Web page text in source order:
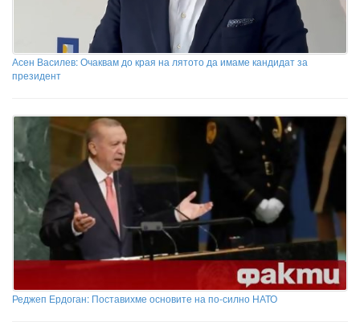
Асен Василев: Очаквам до края на лятото да имаме кандидат за
президент
Реджеп Ердоган: Поставихме основите на по-силно НАТО